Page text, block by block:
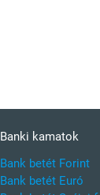
Banki kamatok
Bank betét Forint
Bank betét Euró